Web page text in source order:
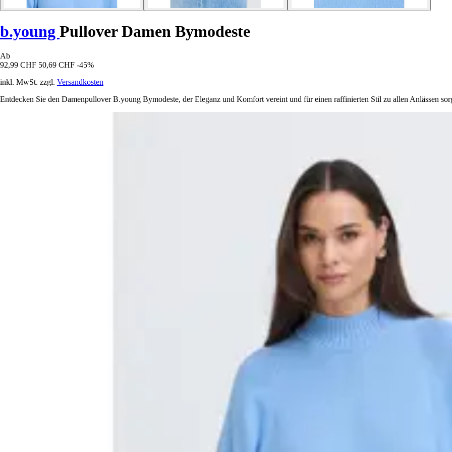
b.young Pullover Damen Bymodeste
Ab
92,99 CHF 50,69 CHF -45%
inkl. MwSt. zzgl. Versandkosten
Entdecken Sie den Damenpullover B.young Bymodeste, der Eleganz und Komfort vereint und für einen raffinierten Stil zu allen Anlässen